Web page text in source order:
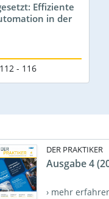
Effiziente
in der
112 - 116
DER PRAKTIKER
Ausgabe 4
› mehr